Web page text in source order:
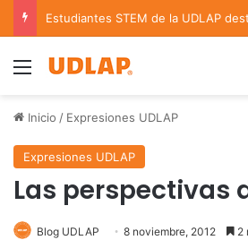
Menu
Inicio / Expresiones UDLAP
Expresiones UDLAP
Las perspectivas
Blog UDLAP 8 noviembre, 2012 2